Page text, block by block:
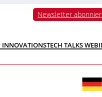
Newsletter
INNOVATIONSTECH TALKS